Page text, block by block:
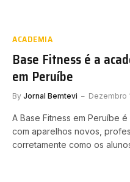
ACADEMIA
Base Fitness é a
em Peruíbe
By Jornal Bemtevi Dezembro
A Base Fitness em Peruíbe
com aparelhos novos,
corretamente como os